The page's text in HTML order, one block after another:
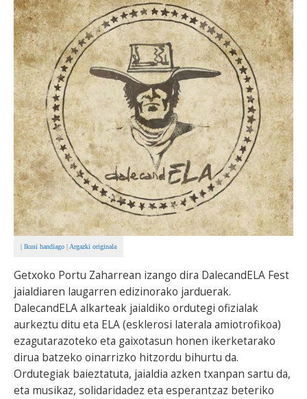
BEREZIAK
ARGAZKIAK
... AUKERA GEHIAGO
| Ikusi handiago | Argazki originala
Getxoko Portu Zaharrean izango dira DalecandELA Fest
jaialdiaren laugarren edizinorako jarduerak.
DalecandELA alkarteak jaialdiko ordutegi ofizialak
aurkeztu ditu eta ELA (esklerosi laterala amiotrofikoa)
ezagutarazoteko eta gaixotasun honen ikerketarako
dirua batzeko oinarrizko hitzordu bihurtu da.
Ordutegiak baieztatuta, jaialdia azken txanpan sartu da,
eta musikaz, solidaridadez eta esperantzaz beteriko